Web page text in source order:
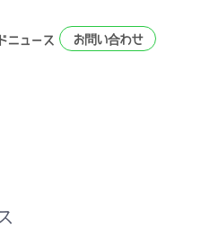
ニュース お問い合わせ